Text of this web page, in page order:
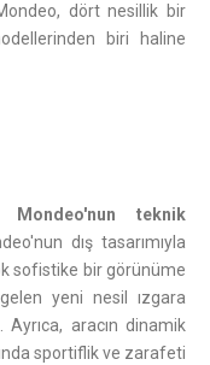
dört nesillik bir
biri haline
Mondeo'nun teknik
dış tasarımıyla
sofistike bir görünüme
yeni nesil ızgara
Ayrıca, aracın dinamik
sportiflik ve zarafeti